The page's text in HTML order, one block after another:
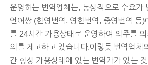
운영하는 번역업체는, 통상적으로 수요가
언어쌍 (한영번역, 영한번역, 중영번역 등)
를 24시간 가용상태로 운영하여 외주를
의를 제고하고 있습니다.이렇듯 번역업체
간 항상 가용상태에 있는 번역가가 있는